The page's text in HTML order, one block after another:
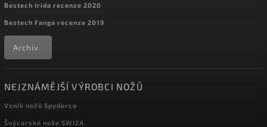
Bestech Irida recenze 2020
Bestech Fanga recenze 2019
Archiv
NEJZNÁMĚJŠÍ VÝROBCI NOŽŮ
Vznik nožů Spyderco
Švýcarské nože SWIZA